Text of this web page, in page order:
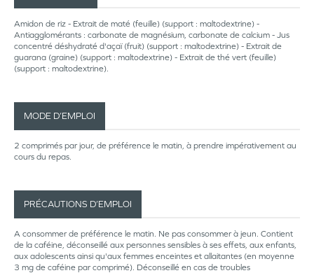
Amidon de riz - Extrait de maté (feuille) (support : maltodextrine) -
Antiagglomérants : carbonate de magnésium, carbonate de calcium - Jus
concentré déshydraté d'açaï (fruit) (support : maltodextrine) - Extrait de
guarana (graine) (support : maltodextrine) - Extrait de thé vert (feuille)
(support : maltodextrine).
MODE D’EMPLOI
2 comprimés par jour, de préférence le matin, à prendre impérativement au
cours du repas.
PRÉCAUTIONS D’EMPLOI
A consommer de préférence le matin. Ne pas consommer à jeun. Contient
de la caféine, déconseillé aux personnes sensibles à ses effets, aux enfants,
aux adolescents ainsi qu'aux femmes enceintes et allaitantes (en moyenne
3 mg de caféine par comprimé). Déconseillé en cas de troubles